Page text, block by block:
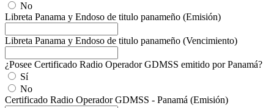
No
Libreta Panama y Endoso de titulo panameño (Emisión)
Libreta Panama y Endoso de titulo panameño (Vencimiento)
¿Posee Certificado Radio Operador GDMSS emitido por Panamá?
Sí
No
Certificado Radio Operador GDMSS - Panamá (Emisión)